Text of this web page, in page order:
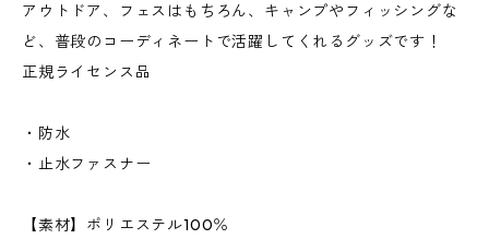
アウトドア、フェスはもちろん、キャンプやフィッシングな
ど、普段のコーディネートで活躍してくれるグッズです！
正規ライセンス品
・防水
・止水ファスナー
【素材】ポリエステル100％